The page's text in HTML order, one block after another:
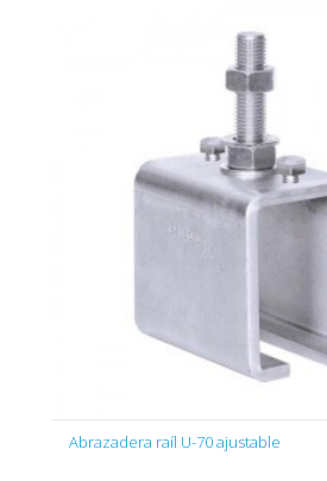
Abrazadera raíl U-70 ajustable